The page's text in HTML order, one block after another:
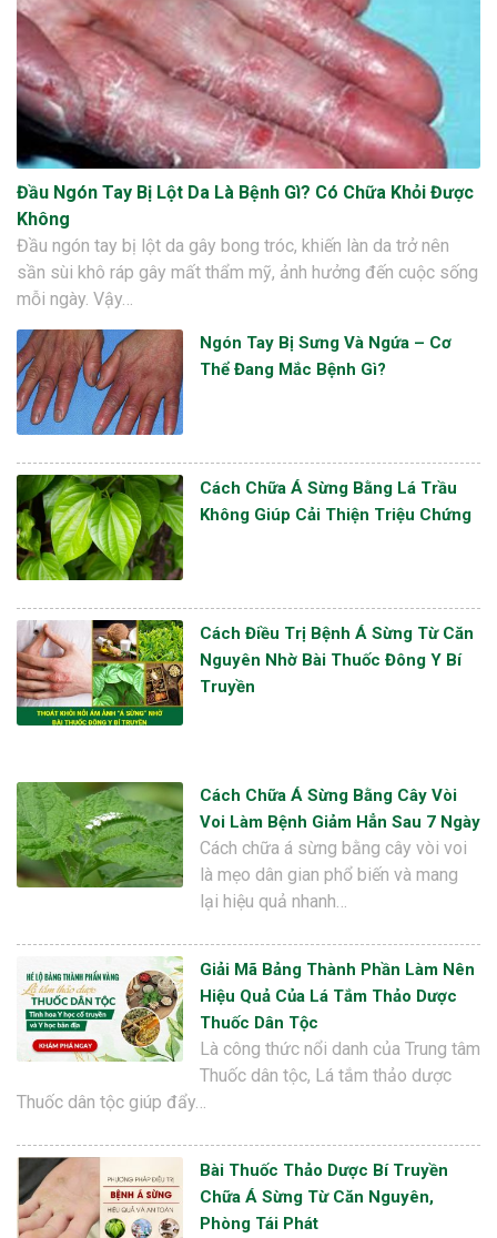
Đầu Ngón Tay Bị Lột Da Là Bệnh Gì? Có Chữa Khỏi Được
Không
Đầu ngón tay bị lột da gây bong tróc, khiến làn da trở nên
sần sùi khô ráp gây mất thẩm mỹ, ảnh hưởng đến cuộc sống
mỗi ngày. Vậy…
Ngón Tay Bị Sưng Và Ngứa – Cơ
Thể Đang Mắc Bệnh Gì?
Cách Chữa Á Sừng Bằng Lá Trầu
Không Giúp Cải Thiện Triệu Chứng
Cách Điều Trị Bệnh Á Sừng Từ Căn
Nguyên Nhờ Bài Thuốc Đông Y Bí
Truyền
Cách Chữa Á Sừng Bằng Cây Vòi
Voi Làm Bệnh Giảm Hẳn Sau 7 Ngày
Cách chữa á sừng bằng cây vòi voi
là mẹo dân gian phổ biến và mang
lại hiệu quả nhanh…
Giải Mã Bảng Thành Phần Làm Nên
Hiệu Quả Của Lá Tắm Thảo Dược
Thuốc Dân Tộc
Là công thức nổi danh của Trung tâm
Thuốc dân tộc, Lá tắm thảo dược
Thuốc dân tộc giúp đẩy…
Bài Thuốc Thảo Dược Bí Truyền
Chữa Á Sừng Từ Căn Nguyên,
Phòng Tái Phát